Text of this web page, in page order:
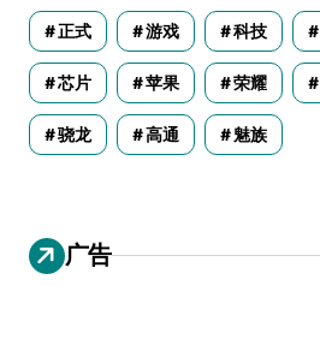
正式 游戏 科技
芯片 苹果 荣耀
骁龙 高通 魅族
广告